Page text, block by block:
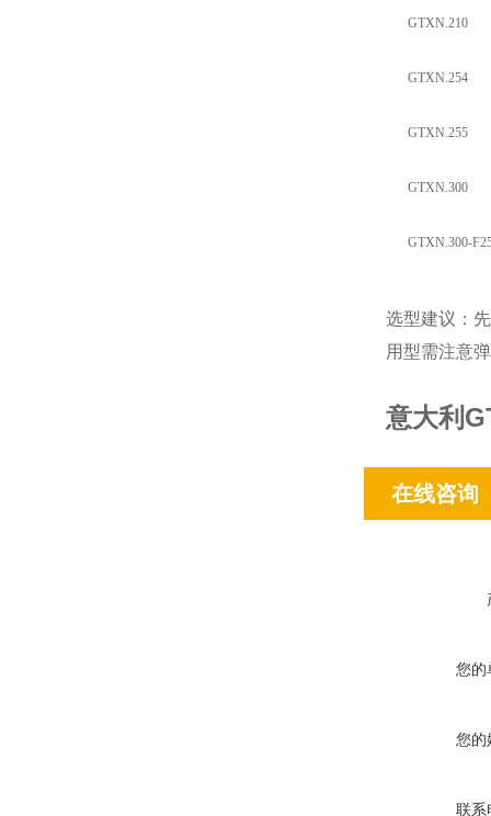
GTXN.210
GTXN.254
GTXN.255
GTXN.300
GTXN.300-
选型建议 ：
用型需注意
意大利
在线咨询
您的
您的
联系